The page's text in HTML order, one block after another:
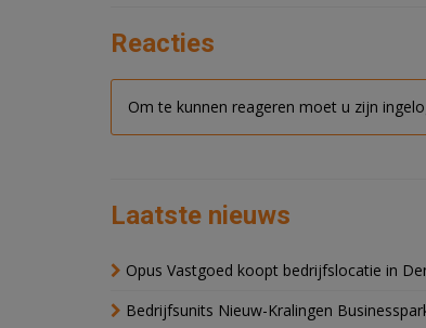
Reacties
Om te kunnen reageren moet u zijn
Laatste nieuws
Opus Vastgoed koopt bedrijfslocatie in
Bedrijfsunits Nieuw-Kralingen